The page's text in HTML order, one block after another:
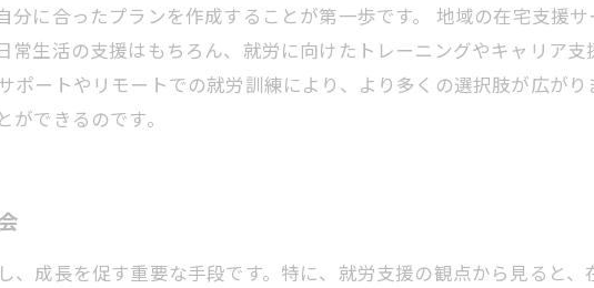
に合ったプランを作成することが第一歩です。 地域の在宅支援
常生活の支援はもちろん、就労に向けたトレーニングやキャリア支
ポートやリモートでの就労訓練により、より多くの選択肢が広が
できるのです。
成長を促す重要な手段です。特に、就労支援の観点から見ると、